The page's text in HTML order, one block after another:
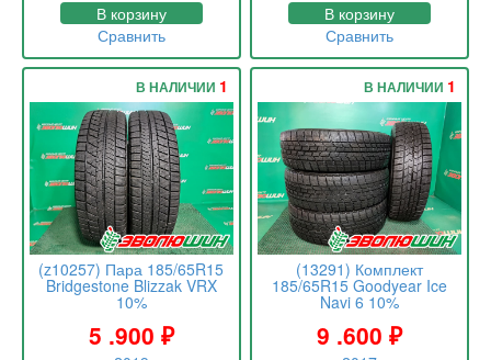
В корзину
Сравнить
В корзину
Сравнить
(z10257) Пара 185/65R15
Bridgestone Blizzak VRX
10%
5 .900 ₽
В НАЛИЧИИ 1
(13291) Комплект
185/65R15 Goodyear Ice
Navi 6 10%
9 .600₽
В НАЛИЧИИ 1